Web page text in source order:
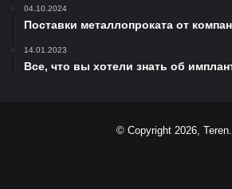
04.10.2024
Поставки металлопроката от
14.01.2023
Все, что вы хотели знать об
© Copyright 2026,